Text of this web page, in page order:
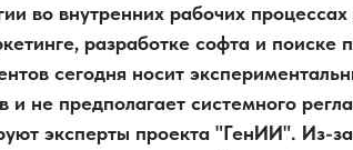
во внутренних рабочих
разработке софта и поиске
сегодня носит
и не предполагает системного
эксперты проекта "ГенИИ". Из-